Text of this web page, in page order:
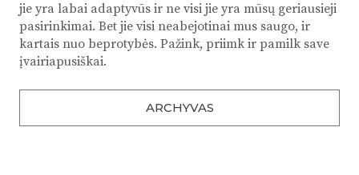
jie yra labai adaptyvūs ir ne visi jie yra mūsų geriausieji
pasirinkimai. Bet jie visi neabejotinai mus saugo, ir
kartais nuo beprotybės. Pažink, priimk ir pamilk save
įvairiapusiškai.
ARCHYVAS